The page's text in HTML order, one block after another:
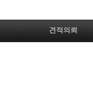
견적의뢰